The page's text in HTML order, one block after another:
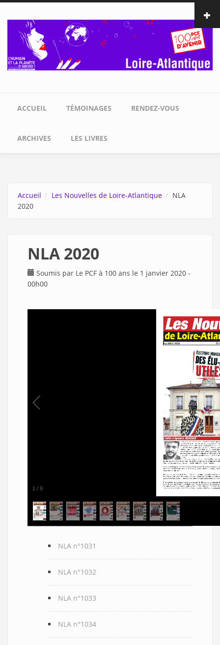
Aller au contenu principal
ACCUEIL TÉMOINAGES RENDEZ-VOUS
ARCHIVES LES LIVRES
Accueil Les Nouvelles de Loire-Atlantique
NLA
2020
NLA 2020
Soumis par Le PCF à 100 ans le 1 janvier 2020 -
00h00
1 / 9
NLA n°1031
NLA n°1032
NLA n°1033
NLA n°1034